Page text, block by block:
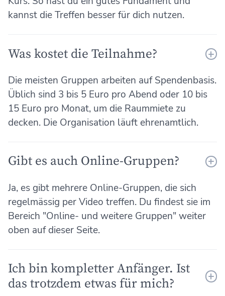
kannst die Treffen besser für dich nutzen.
Was kostet die Teilnahme?
Die meisten Gruppen arbeiten auf Spendenbasis.
Üblich sind 3 bis 5 Euro pro Abend oder 10 bis
15 Euro pro Monat, um die Raummiete zu
decken. Die Organisation läuft ehrenamtlich.
Gibt es auch Online-Gruppen?
Ja, es gibt mehrere Online-Gruppen, die sich
regelmässig per Video treffen. Du findest sie im
Bereich "Online- und weitere Gruppen" weiter
oben auf dieser Seite.
Ich bin kompletter Anfänger. Ist
das trotzdem etwas für mich?